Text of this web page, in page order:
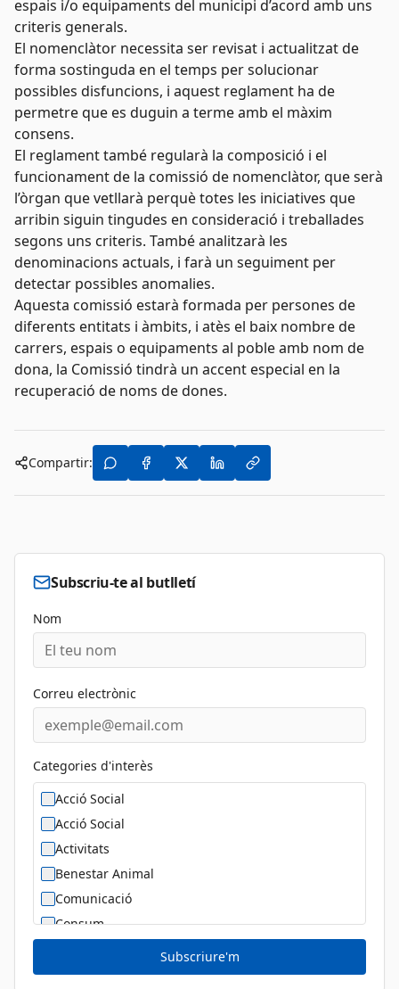
espais i/o equipaments del municipi d’acord amb uns
criteris generals.
El nomenclàtor necessita ser revisat i actualitzat de
forma sostinguda en el temps per solucionar
possibles disfuncions, i aquest reglament ha de
permetre que es duguin a terme amb el màxim
consens.
El reglament també regularà la composició i el
funcionament de la comissió de nomenclàtor, que serà
l’òrgan que vetllarà perquè totes les iniciatives que
arribin siguin tingudes en consideració i treballades
segons uns criteris. També analitzarà les
denominacions actuals, i farà un seguiment per
detectar possibles anomalies.
Aquesta comissió estarà formada per persones de
diferents entitats i àmbits, i atès el baix nombre de
carrers, espais o equipaments al poble amb nom de
dona, la Comissió tindrà un accent especial en la
recuperació de noms de dones.
Compartir:
Subscriu-te al butlletí
Nom
Correu electrònic
Categories d'interès
Acció Social
Acció Social
Activitats
Benestar Animal
Comunicació
Consum
Diversitat Sexual i de Gènere
Subscriure'm